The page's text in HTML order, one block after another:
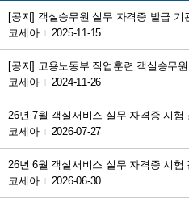
[공지] 객실승무원 실무 자격증 발급 기
코세아
2025-11-15
[공지] 고용노동부 직업훈련 객실승무
코세아
2024-11-26
26년 7월 객실서비스 실무 자격증 시험
코세아
2026-07-27
26년 6월 객실서비스 실무 자격증 시험
코세아
2026-06-30